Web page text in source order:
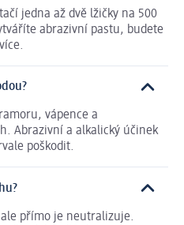
jedna až dvě lžičky na 500
abrazivní pastu, budete
vápence a
Abrazivní a alkalický účinek
poškodit.
přímo je neutralizuje.